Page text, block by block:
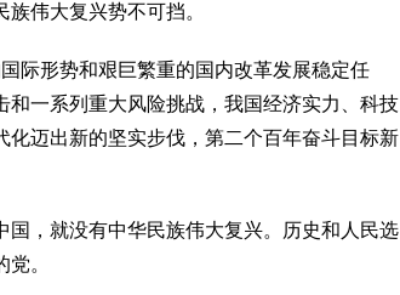
伟大复兴势不可挡。
形势和艰巨繁重的国内改革发展稳定任
一系列重大风险挑战，我国经济实力、科技
迈出新的坚实步伐，第二个百年奋斗目标新
，就没有中华民族伟大复兴。历史和人民选
。